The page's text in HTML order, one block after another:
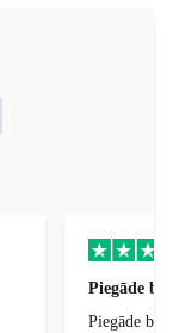
Piegāde
Piegāde